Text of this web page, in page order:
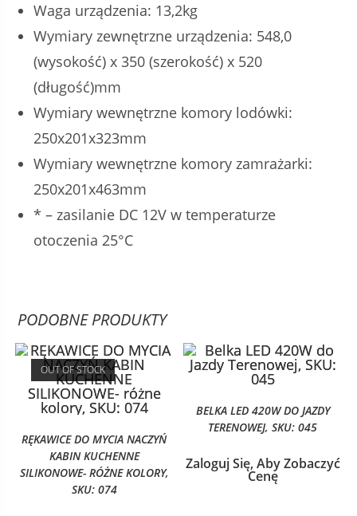
Waga urządzenia: 13,2kg
Wymiary zewnętrzne urządzenia: 548,0
(wysokość) x 350 (szerokość) x 520
(długość)mm
Wymiary wewnętrzne komory lodówki:
250x201x323mm
Wymiary wewnętrzne komory zamrażarki:
250x201x463mm
* – zasilanie DC 12V w temperaturze
otoczenia 25°C
PODOBNE PRODUKTY
OUT OF STOCK
RĘKAWICE DO MYCIA NACZYŃ
KABIN KUCHENNE
SILIKONOWE- RÓŻNE KOLORY,
SKU: 074
BELKA LED 420W DO JAZDY
TERENOWEJ, SKU: 045
Zaloguj Się, Aby Zobaczyć
Cenę